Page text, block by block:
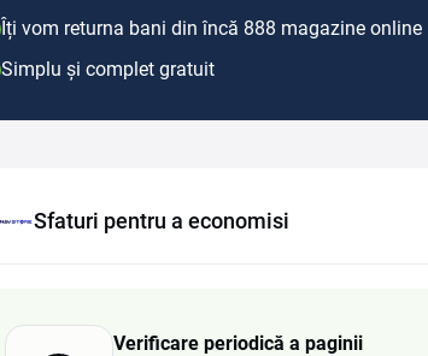
Îți vom returna bani din încă 888 magazine online
Simplu și complet gratuit
Sfaturi pentru a economisi
Verificare periodică a paginii